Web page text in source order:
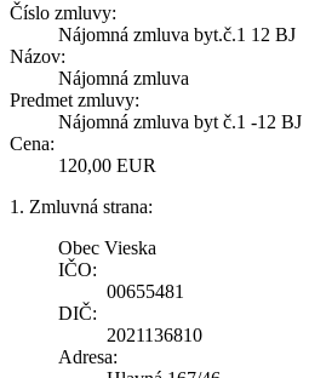
Číslo zmluvy:
Nájomná zmluva byt.č.1 12 BJ
Názov:
Nájomná zmluva
Predmet zmluvy:
Nájomná zmluva byt č.1 -12 BJ
Cena:
120,00 EUR
1. Zmluvná strana:
Obec Vieska
IČO:
00655481
DIČ:
2021136810
Adresa: